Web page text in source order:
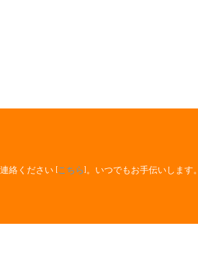
絡ください [こちら]。いつでもお手伝いします。